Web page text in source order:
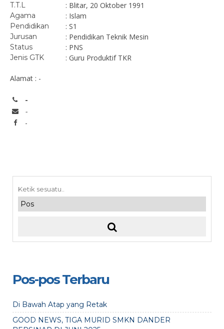
T.T.L : Blitar, 20 Oktober 1991
Agama : Islam
Pendidikan : S1
Jurusan : Pendidikan Teknik Mesin
Status : PNS
Jenis GTK : Guru Produktif TKR
Alamat : -
-
-
-
Pos-pos Terbaru
Di Bawah Atap yang Retak
GOOD NEWS, TIGA MURID SMKN DANDER